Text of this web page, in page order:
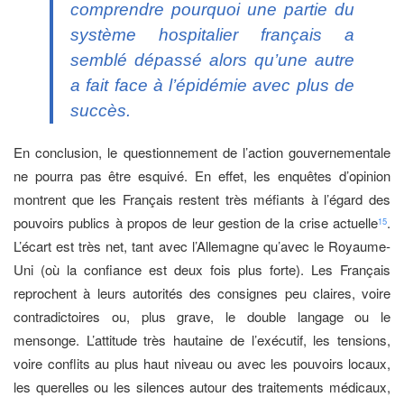
comprendre pourquoi une partie du
système hospitalier français a
semblé dépassé alors qu’une autre
a fait face à l’épidémie avec plus de
succès.
En conclusion, le questionnement de l’action gouvernementale
ne pourra pas être esquivé. En effet, les enquêtes d’opinion
montrent que les Français restent très méfiants à l’égard des
pouvoirs publics à propos de leur gestion de la crise actuelle15.
L’écart est très net, tant avec l’Allemagne qu’avec le Royaume-
Uni (où la confiance est deux fois plus forte). Les Français
reprochent à leurs autorités des consignes peu claires, voire
contradictoires ou, plus grave, le double langage ou le
mensonge. L’attitude très hautaine de l’exécutif, les tensions,
voire conflits au plus haut niveau ou avec les pouvoirs locaux,
les querelles ou les silences autour des traitements médicaux,